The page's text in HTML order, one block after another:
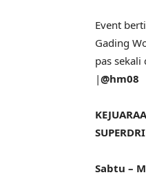
Event
Gading
pas sekali
|@hm08
Sabtu –